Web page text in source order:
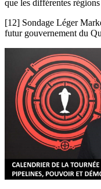
que les différentes
[12] Sondage Léger
futur gouvernement du